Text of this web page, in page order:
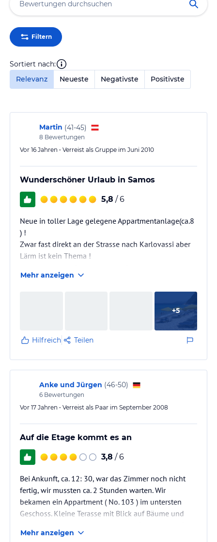
Filtern
Sortiert nach:
Relevanz
Neueste Negativste Positivste
Martin (41-45)
8 Bewertungen
Vor 16 Jahren • Verreist als Gruppe im Juni 2010
Wunderschöner Urlaub in Samos
5,8 / 6
Neue in toller Lage gelegene Appartmentanlage(ca.8
) !
Zwar fast direkt an der Strasse nach Karlovassi aber
Lärm ist kein Thema !
Zimmer werden von den " Zimmermädchen sehr
Appartments (besonders oben ) mit grosser Terrasse
Gäste in allen Altersklassen und Nationalitäten
Keine Verpflegung , zum löschen des ersten Durstes
vorhanden
Wunder schöne kleine Appartment anlage , sehr ruhig
,aber von…
Mehr anzeigen
+5
Hilfreich Teilen
Anke und Jürgen (46-50)
6 Bewertungen
Vor 17 Jahren • Verreist als Paar im September 2008
Auf die Etage kommt es an
3,8 / 6
Bei Ankunft, ca. 12: 30, war das Zimmer noch nicht
fertig, wir mussten ca. 2 Stunden warten. Wir
bekamen ein Appartment ( No. 103 ) im untersten
Geschoss. Kleine Terasse mit Blick auf Bäume und
Appartment ist sehr geräumig, mit einigen
Mehr anzeigen